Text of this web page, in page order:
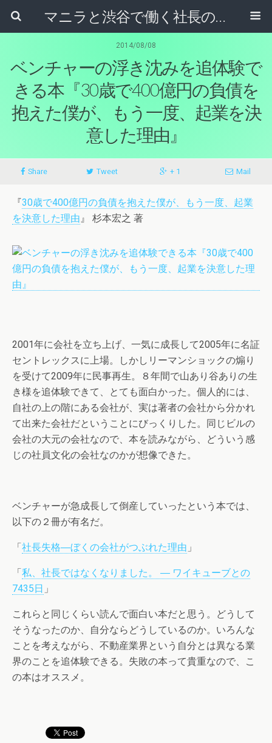
マニラと渋谷で働く社長のブログ
2014/08/08
ベンチャーの浮き沈みを追体験で
きる本『30歳で400億円の負債を
抱えた僕が、もう一度、起業を決
意した理由』
Share Tweet + 1 Mail
『30歳で400億円の負債を抱えた僕が、もう一度、起業
を決意した理由』 杉本宏之 著
2001年に会社を立ち上げ、一気に成長して2005年に名証
セントレックスに上場。しかしリーマンショックの煽り
を受けて2009年に民事再生。８年間で山あり谷ありの生
き様を追体験できて、とても面白かった。個人的には、
自社の上の階にある会社が、実は著者の会社から分かれ
て出来た会社だということにびっくりした。同じビルの
会社の大元の会社なので、本を読みながら、どういう感
じの社員文化の会社なのかが想像できた。
ベンチャーが急成長して倒産していったという本では、
以下の２冊が有名だ。
「社長失格―ぼくの会社がつぶれた理由 」
「私、社長ではなくなりました。 ― ワイキューブとの
7435日 」
これらと同じくらい読んで面白い本だと思う。どうして
そうなったのか、自分ならどうしているのか。いろんな
ことを考えながら、不動産業界という自分とは異なる業
界のことを追体験できる。失敗の本って貴重なので、こ
の本はオススメ。